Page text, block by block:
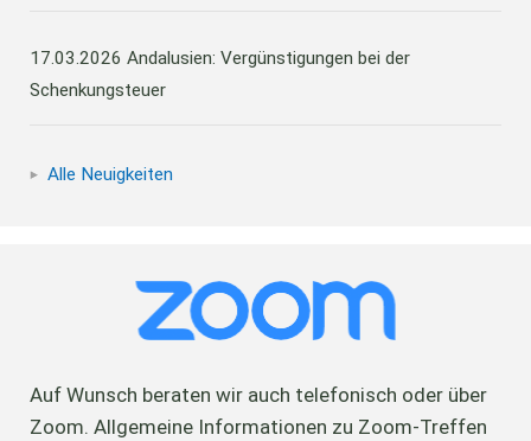
17.03.2026 Andalusien: Vergünstigungen bei der
Schenkungsteuer
Alle Neuigkeiten
Auf Wunsch beraten wir auch telefonisch oder über
Zoom. Allgemeine Informationen zu Zoom-Treffen